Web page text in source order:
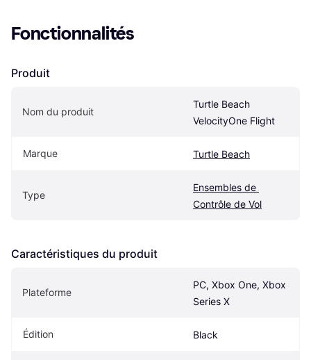
Fonctionnalités
Produit
Nom du produit
Turtle Beach
VelocityOne Flight
Marque Turtle Beach
Type
Ensembles de
Contrôle de Vol
Caractéristiques du produit
Plateforme
PC, Xbox One, Xbox
Series X
Édition Black